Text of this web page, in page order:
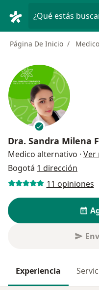
¿Qué estás
Página De Inicio
Dra. Sandra Milena
Medico alternativo · Ver
Bogotá 1 dirección
11 opiniones
Experiencia